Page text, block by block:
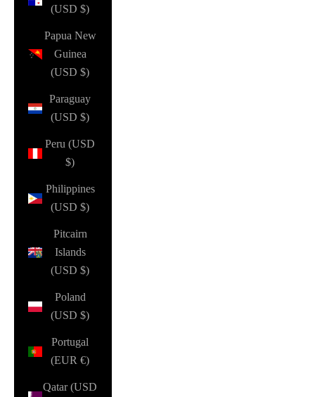
(USD $)
Papua New
Guinea
(USD $)
Paraguay
(USD $)
Peru (USD
$)
Philippines
(USD $)
Pitcairn
Islands
(USD $)
Poland
(USD $)
Portugal
(EUR €)
Qatar (USD